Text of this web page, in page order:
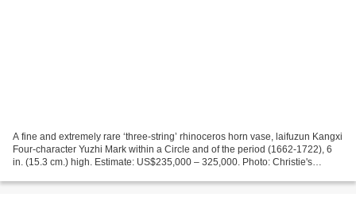
A fine and extremely rare ‘three-string’ rhinoceros horn vase, laifuzun Kangxi
Four-character Yuzhi Mark within a Circle and of the period (1662-1722), 6
in. (15.3 cm.) high. Estimate: US$235,000 – 325,000. Photo: Christie's